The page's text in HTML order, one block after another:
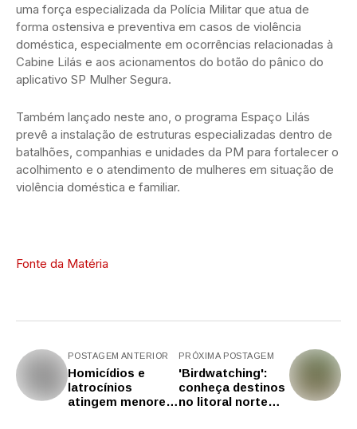
uma força especializada da Polícia Militar que atua de
forma ostensiva e preventiva em casos de violência
doméstica, especialmente em ocorrências relacionadas à
Cabine Lilás e aos acionamentos do botão do pânico do
aplicativo SP Mulher Segura.
Também lançado neste ano, o programa Espaço Lilás
prevê a instalação de estruturas especializadas dentro de
batalhões, companhias e unidades da PM para fortalecer o
acolhimento e o atendimento de mulheres em situação de
violência doméstica e familiar.
Fonte da Matéria
POSTAGEM ANTERIOR
Homicídios e
latrocínios
atingem menores
PRÓXIMA POSTAGEM
'Birdwatching':
conheça destinos
no litoral norte